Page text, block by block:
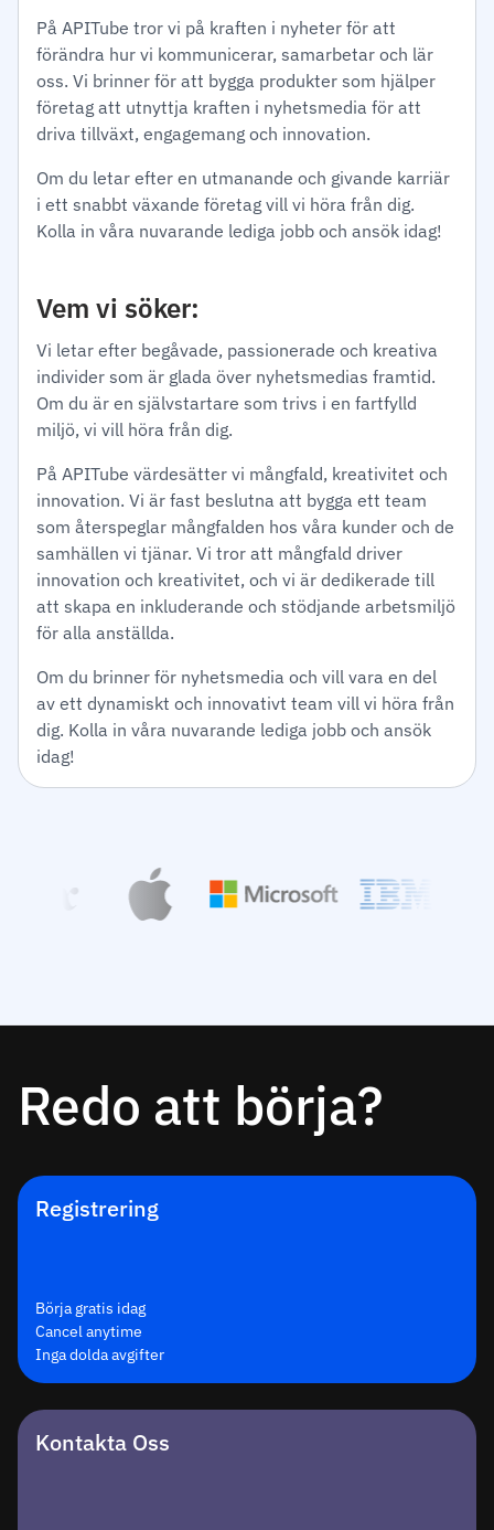
På APITube tror vi på kraften i nyheter för att
förändra hur vi kommunicerar, samarbetar och lär
oss. Vi brinner för att bygga produkter som hjälper
företag att utnyttja kraften i nyhetsmedia för att
driva tillväxt, engagemang och innovation.
Om du letar efter en utmanande och givande karriär
i ett snabbt växande företag vill vi höra från dig.
Kolla in våra nuvarande lediga jobb och ansök idag!
Vem vi söker:
Vi letar efter begåvade, passionerade och kreativa
individer som är glada över nyhetsmedias framtid.
Om du är en självstartare som trivs i en fartfylld
miljö, vi vill höra från dig.
På APITube värdesätter vi mångfald, kreativitet och
innovation. Vi är fast beslutna att bygga ett team
som återspeglar mångfalden hos våra kunder och de
samhällen vi tjänar. Vi tror att mångfald driver
innovation och kreativitet, och vi är dedikerade till
att skapa en inkluderande och stödjande arbetsmiljö
för alla anställda.
Om du brinner för nyhetsmedia och vill vara en del
av ett dynamiskt och innovativt team vill vi höra från
dig. Kolla in våra nuvarande lediga jobb och ansök
idag!
Redo att börja?
Registrering
Börja gratis idag
Cancel anytime
Inga dolda avgifter
Kontakta Oss